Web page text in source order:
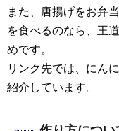
また、唐揚げをお弁
を食べるのなら、王道
めです。
リンク先では、にん
紹介しています。